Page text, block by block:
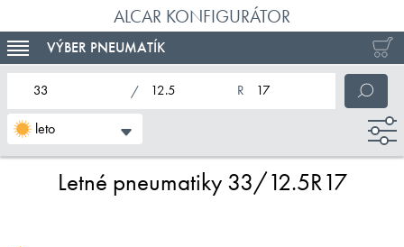
ALCAR KONFIGURÁTOR
TOGGLE NAVIGATION
VÝBER PNEUMATÍK
leto
nominálna šírka pneumatiky
profil pneumatiky
nominálny priemer pneumatiky
Letné pneumatiky 33/12.5R17